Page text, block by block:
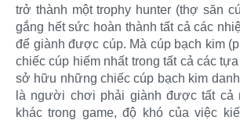
trở thành một trophy hunter (thợ săn
gắng hết sức hoàn thành tất cả các
để giành được cúp. Mà cúp bạch kim
chiếc cúp hiếm nhất trong tất cả các
sở hữu những chiếc cúp bạch kim
là người chơi phải giành được tất cả
khác trong game, độ khó của việc